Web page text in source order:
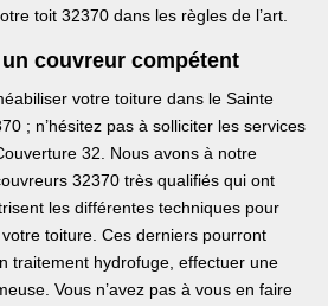
toit 32370 dans les règles de l’art.
couvreur compétent
votre toiture dans le Sainte
; n’hésitez pas à solliciter les services
32. Nous avons à notre
32370 très qualifiés qui ont
les différentes techniques pour
toiture. Ces derniers pourront
traitement hydrofuge, effectuer une
Vous n’avez pas à vous en faire